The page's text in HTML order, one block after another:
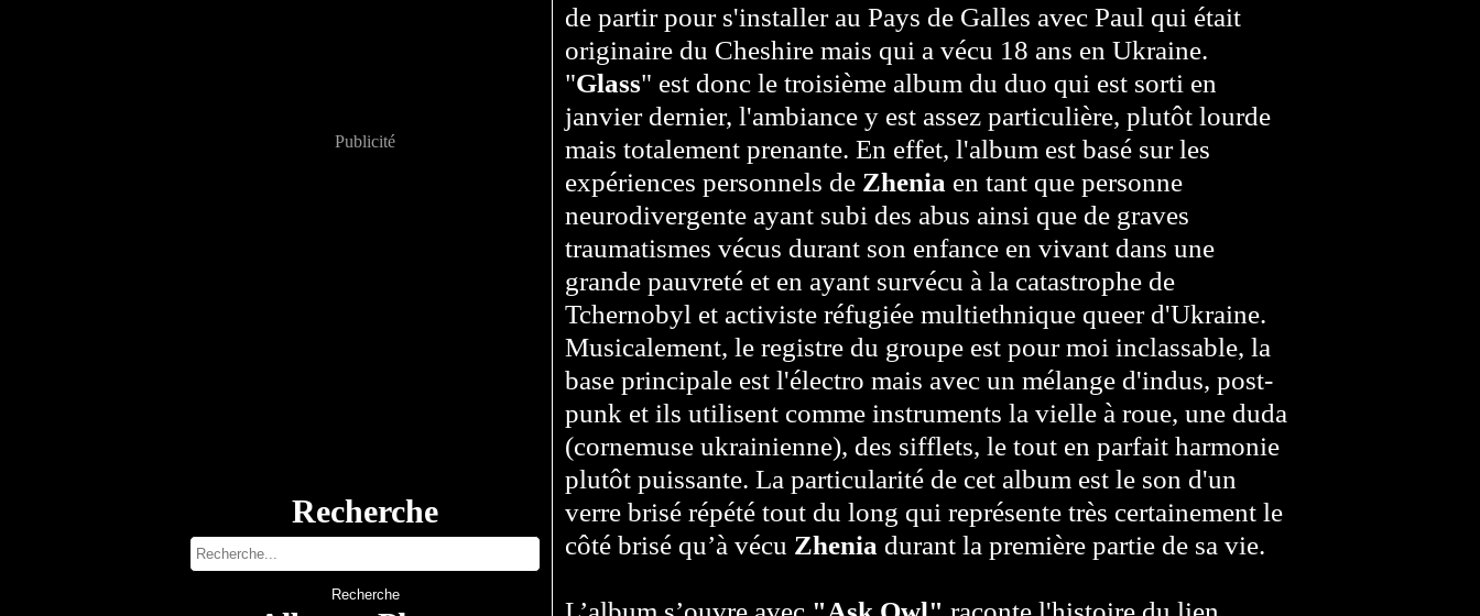
Publicité
Recherche
de partir pour s'installer au Pays de Galles avec Paul qui était
originaire du Cheshire mais qui a vécu 18 ans en Ukraine.
"Glass" est donc le troisième album du duo qui est sorti en
janvier dernier, l'ambiance y est assez particulière, plutôt lourde
mais totalement prenante. En effet, l'album est basé sur les
expériences personnels de Zhenia en tant que personne
neurodivergente ayant subi des abus ainsi que de graves
traumatismes vécus durant son enfance en vivant dans une
grande pauvreté et en ayant survécu à la catastrophe de
Tchernobyl et activiste réfugiée multiethnique queer d'Ukraine.
Musicalement, le registre du groupe est pour moi inclassable, la
base principale est l'électro mais avec un mélange d'indus, post-
punk et ils utilisent comme instruments la vielle à roue, une duda
(cornemuse ukrainienne), des sifflets, le tout en parfait harmonie
plutôt puissante. La particularité de cet album est le son d'un
verre brisé répété tout du long qui représente très certainement le
côté brisé qu’à vécu Zhenia durant la première partie de sa vie.